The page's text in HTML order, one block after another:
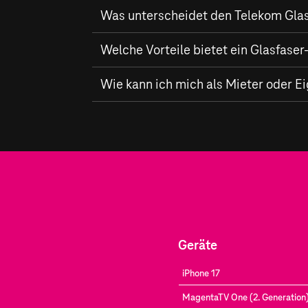
Was unterscheidet den Telekom
Der Ausbau desGlasfaser-Netzesdurch
von bis zu2.000 MBit/sim Download und
eine flächendeckende Versorgung zu
Welche Vorteile bietet ein
Ein Glasfaser-Anschluss der Telekom
vorteilhaft für das Arbeiten im
Wie kann ich mich als Mieter oder
Geräte
iPhone 17
MagentaTV One (2. Generation)